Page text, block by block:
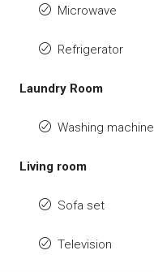
Microwave
Refrigerator
Laundry Room
Washing machine
Living room
Sofa set
Television